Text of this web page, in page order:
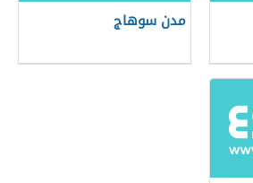
مدن سوهاج